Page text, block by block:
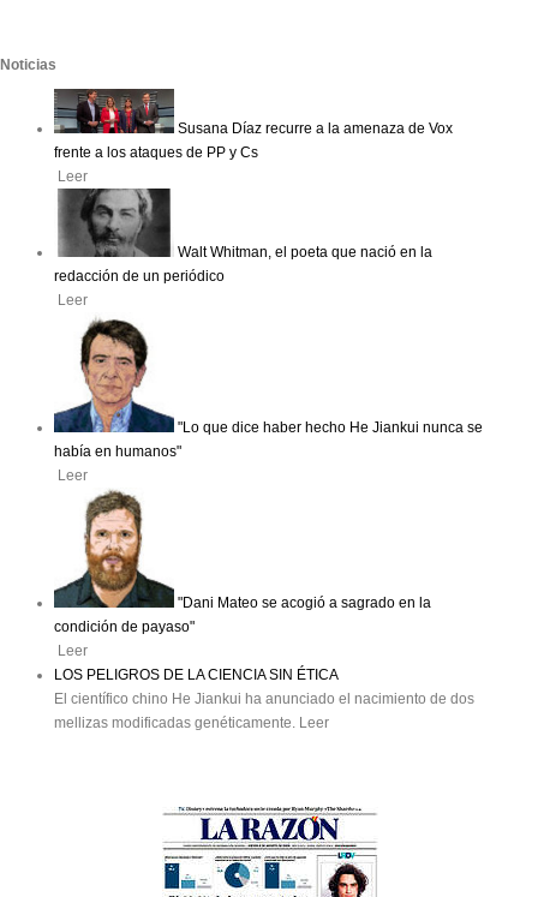
Noticias
Susana Díaz recurre a la amenaza de Vox
frente a los ataques de PP y Cs
Leer
Walt Whitman, el poeta que nació en la
redacción de un periódico
Leer
"Lo que dice haber hecho He Jiankui nunca se
había en humanos"
Leer
"Dani Mateo se acogió a sagrado en la
condición de payaso"
Leer
LOS PELIGROS DE LA CIENCIA SIN ÉTICA
El científico chino He Jiankui ha anunciado el nacimiento de dos
mellizas modificadas genéticamente. Leer